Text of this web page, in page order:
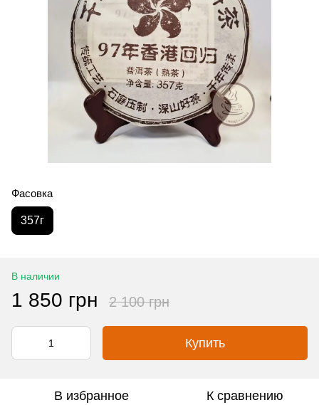
Фасовка
357г
В наличии
1 850 грн 2 100 грн
Купить
В избранное К сравнению